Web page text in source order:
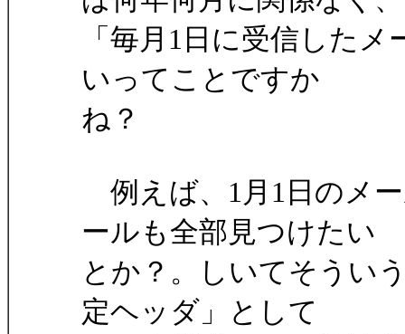
「毎月1日に受信した
いってことですか
ね？
例えば、1月1日のメ
ールも全部見つけたい
とか？。しいてそうい
定ヘッダ」として